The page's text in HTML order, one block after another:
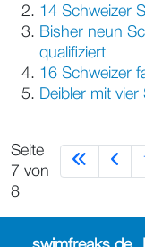
14 Schweizer
Bisher neun
qualifiziert
16 Schweizer
Deibler mit
Seite
7 von
8